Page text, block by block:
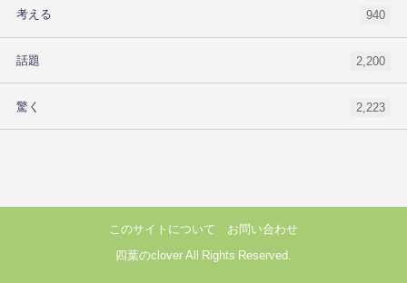
考える 940
話題 2,200
驚く 2,223
このサイトについて お問い合わせ
四葉のclover All Rights Reserved.